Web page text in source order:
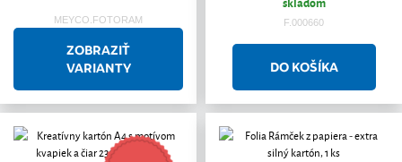
MEYCO.FOTORAM
ZOBRAZIŤ
VARIANTY
F.000660